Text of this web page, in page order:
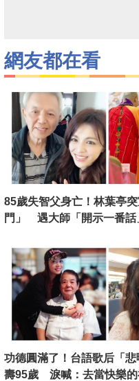
網友都在看
85歲失智父身亡！林葉亭
門」 遇大師「開示一番話
功德圓滿了！台語歌后「
壽95歲 淚喊：去當快樂的